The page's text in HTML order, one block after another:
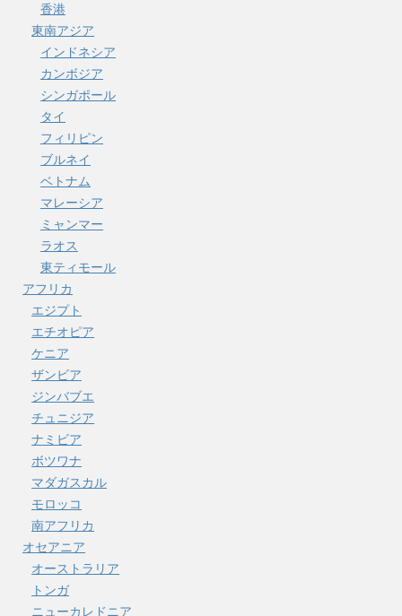
香港
東南アジア
インドネシア
カンボジア
シンガポール
タイ
フィリピン
ブルネイ
ベトナム
マレーシア
ミャンマー
ラオス
東ティモール
アフリカ
エジプト
エチオピア
ケニア
ザンビア
ジンバブエ
チュニジア
ナミビア
ボツワナ
マダガスカル
モロッコ
南アフリカ
オセアニア
オーストラリア
トンガ
ニューカレドニア